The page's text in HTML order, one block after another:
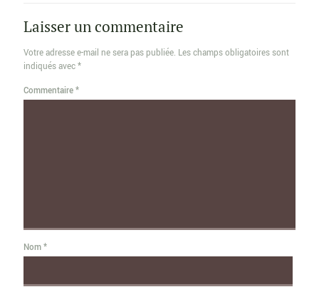
Laisser un commentaire
Votre adresse e-mail ne sera pas publiée. Les champs obligatoires sont
indiqués avec*
Commentaire*
Nom*